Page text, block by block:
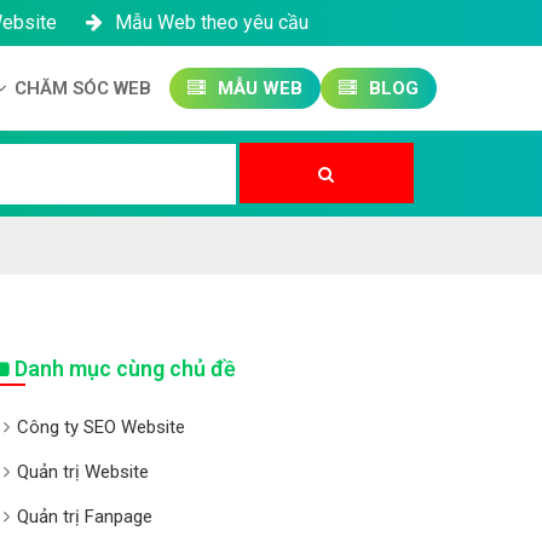
Mẫu Web theo yêu cầu
CHĂM SÓC WEB MẪU WEB BLOG
Danh mục cùng chủ đề
Công ty SEO Website
Quản trị Website
Quản trị Fanpage